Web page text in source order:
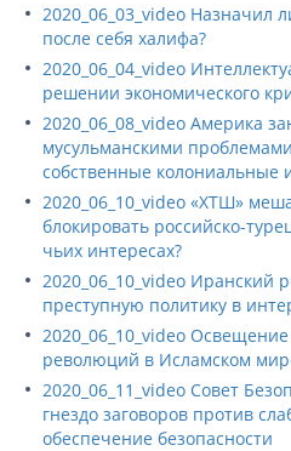
2020_06_03_video Назначил
после себя халифа?
2020_06_04_video
решении экономического
2020_06_08_video Америка
мусульманскими
собственные колониальные
2020_06_10_video «ХТШ»
блокировать российско-
чьих интересах?
2020_06_10_video Иранский
преступную политику в
2020_06_10_video
революций в Исламском
2020_06_11_video Совет
гнездо заговоров против
обеспечение безопасности